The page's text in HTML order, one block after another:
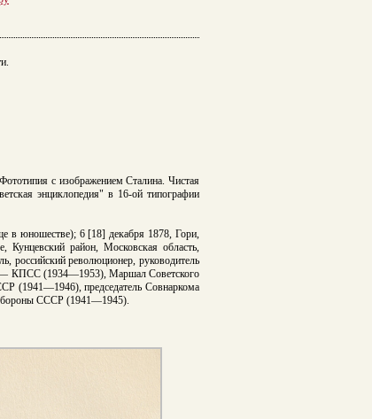
с изображением Сталина. Чистая
энциклопедия" в 16-ой типографии
в юношестве); 6 [18] декабря 1878, Гори,
район, Московская область,
российский революционер, руководитель
КПСС (1934—1953), Маршал Советского
(1941—1946), председатель Совнаркома
СССР (1941—1945).